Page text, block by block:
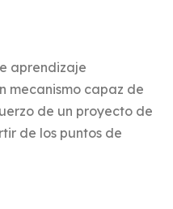
aprendizaje
mecanismo capaz de
de un proyecto de
de los puntos de